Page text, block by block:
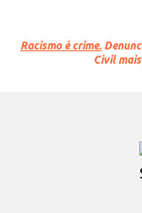
Racismo é crime.
Civil